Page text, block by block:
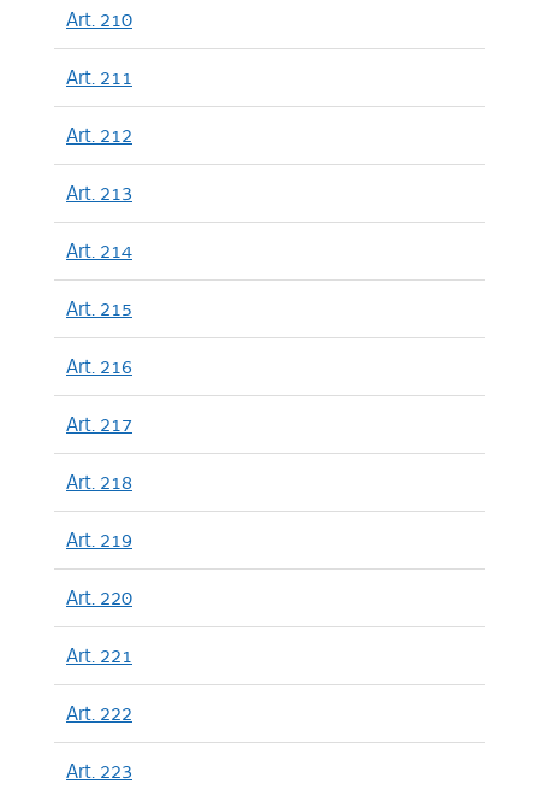
Art. 210
Art. 211
Art. 212
Art. 213
Art. 214
Art. 215
Art. 216
Art. 217
Art. 218
Art. 219
Art. 220
Art. 221
Art. 222
Art. 223